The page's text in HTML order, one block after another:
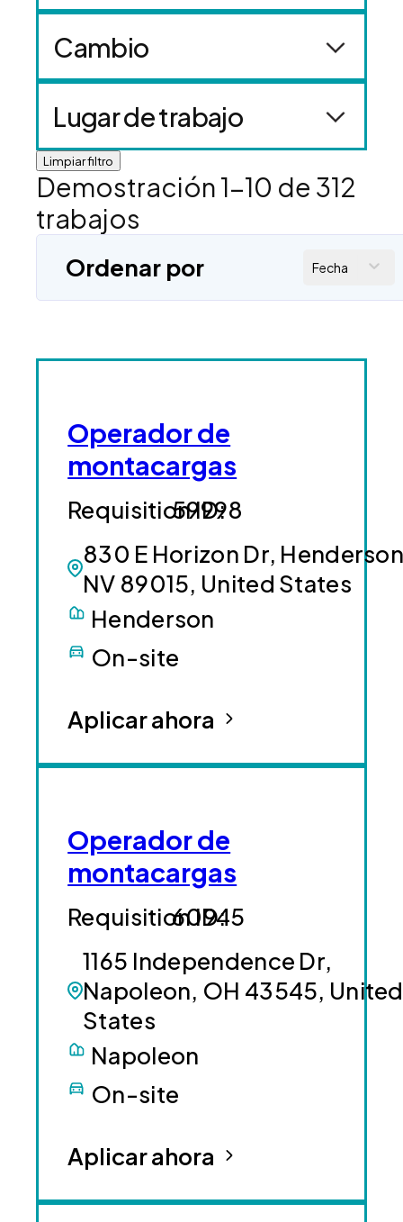
Cambio
Lugar de trabajo
Limpiar filtro
Demostración1-10 de 312
trabajos
Ordenar por Fecha
Operador de
montacargas
830 E Horizon Dr,
NV 89015, United States
59998
Henderson
On-site
Aplicar ahora
Operador de
montacargas
1165 Independence Dr,
Napoleon, OH 43545, United
States
60945
Napoleon
On-site
Aplicar ahora